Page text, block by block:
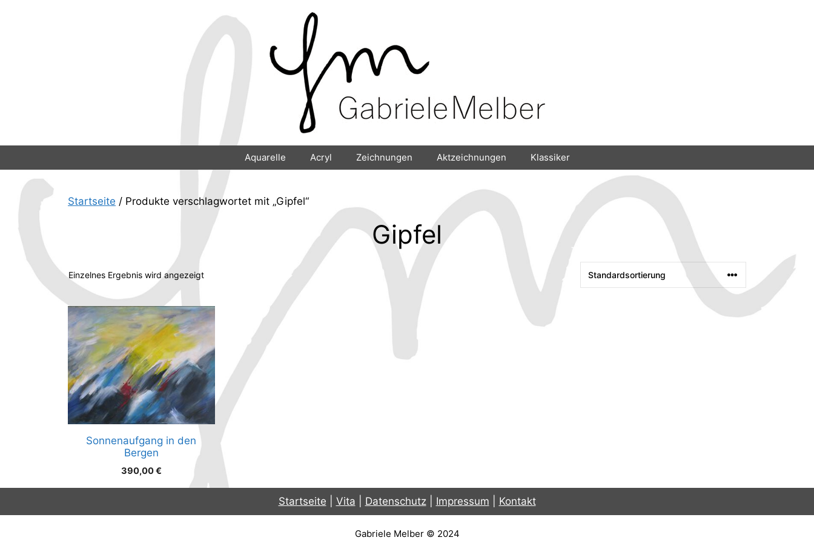
Aquarelle Acryl Zeichnungen Aktzeichnungen Klassiker
Startseite / Produkte verschlagwortet mit „Gipfel“
Gipfel
Einzelnes Ergebnis wird angezeigt
Sonnenaufgang in den
Bergen
390,00€
Startseite Vita Datenschutz Impressum Kontakt
Gabriele Melber © 2024